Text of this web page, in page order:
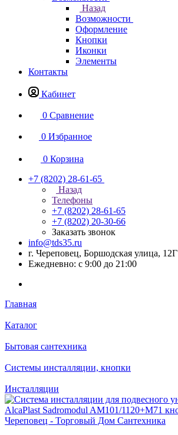
Назад
Возможности
Оформление
Кнопки
Иконки
Элементы
Контакты
Кабинет
0 Сравнение
0 Избранное
0 Корзина
+7 (8202) 28‑61-65
Назад
Телефоны
+7 (8202) 28‑61-65
+7 (8202) 20‑30-66
Заказать звонок
info@tds35.ru
г. Череповец, Боршодская улица, 12Г
Ежедневно: с 9:00 до 21:00
Главная
Каталог
Бытовая сантехника
Системы инсталляции, кнопки
Инсталляции